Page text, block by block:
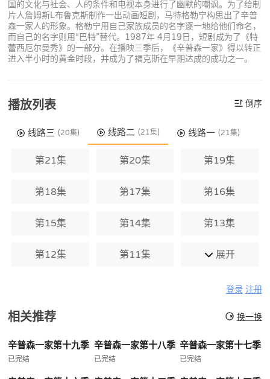
国的文化与社会、人的条件和电视本身进行了幽默的嘲讽。为了给制
片人詹姆斯L布鲁克斯制作一出动画短剧，马特格勒宁构思出了辛普
森一家人的形象。格勒宁用自己家族成员的名字逐一地给他们命名，
而自己的名字则用“巴特”替代。1987年 4月19日，短剧成为了《特
蕾西厄尔曼秀》的一部分。在播映三季后，《辛普森一家》得以转正
进入半小时的黄金时段，并成为了福克斯在早期达成的成功之一。
播放列表 倒序
线路三 (20集) 线路二 (21集) 线路一 (21集)
第21集 第20集 第19集
第18集 第17集 第16集
第15集 第14集 第13集
第12集 第11集 展开
登录 注册
相关推荐 换一换
辛普森一家第十九季
已完结
辛普森一家第十八季
已完结
辛普森一家第十七季
已完结